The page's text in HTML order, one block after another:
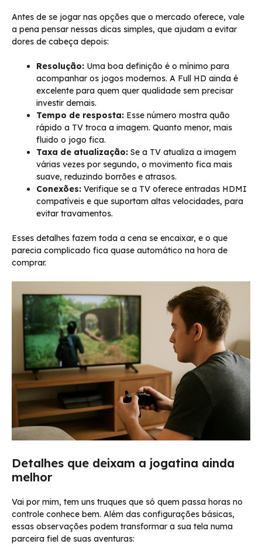
Antes de se jogar nas opções que o mercado oferece, vale
a pena pensar nessas dicas simples, que ajudam a evitar
dores de cabeça depois:
Resolução: Uma boa definição é o mínimo para
acompanhar os jogos modernos. A Full HD ainda é
excelente para quem quer qualidade sem precisar
investir demais.
Tempo de resposta: Esse número mostra quão
rápido a TV troca a imagem. Quanto menor, mais
fluido o jogo fica.
Taxa de atualização: Se a TV atualiza a imagem
várias vezes por segundo, o movimento fica mais
suave, reduzindo borrões e atrasos.
Conexões: Verifique se a TV oferece entradas HDMI
compatíveis e que suportam altas velocidades, para
evitar travamentos.
Esses detalhes fazem toda a cena se encaixar, e o que
parecia complicado fica quase automático na hora de
comprar.
Detalhes que deixam a jogatina ainda
melhor
Vai por mim, tem uns truques que só quem passa horas no
controle conhece bem. Além das configurações básicas,
essas observações podem transformar a sua tela numa
parceira fiel de suas aventuras: